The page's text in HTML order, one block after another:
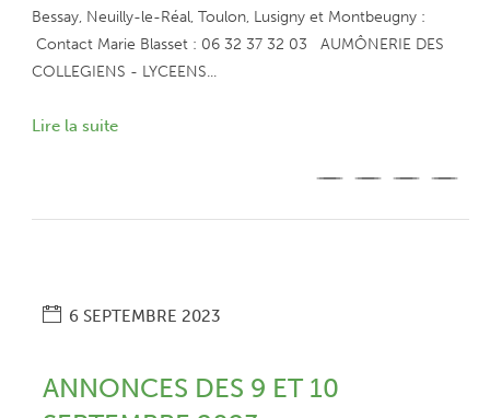
Bessay, Neuilly-le-Réal, Toulon, Lusigny et Montbeugny :
Contact Marie Blasset : 06 32 37 32 03 AUMÔNERIE DES
COLLEGIENS - LYCEENS...
Lire la suite
6 SEPTEMBRE 2023
ANNONCES DES 9 ET 10